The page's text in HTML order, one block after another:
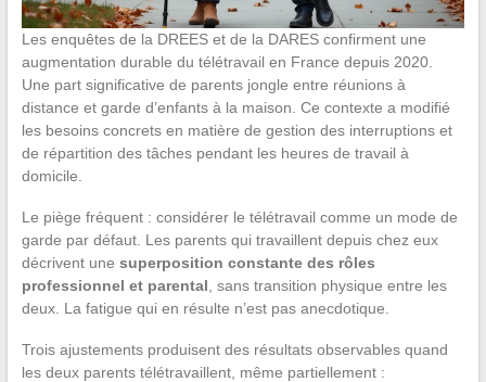
Les enquêtes de la DREES et de la DARES confirment une
augmentation durable du télétravail en France depuis 2020.
Une part significative de parents jongle entre réunions à
distance et garde d’enfants à la maison. Ce contexte a modifié
les besoins concrets en matière de gestion des interruptions et
de répartition des tâches pendant les heures de travail à
domicile.
Le piège fréquent : considérer le télétravail comme un mode de
garde par défaut. Les parents qui travaillent depuis chez eux
décrivent une superposition constante des rôles
professionnel et parental , sans transition physique entre les
deux. La fatigue qui en résulte n’est pas anecdotique.
Trois ajustements produisent des résultats observables quand
les deux parents télétravaillent, même partiellement :